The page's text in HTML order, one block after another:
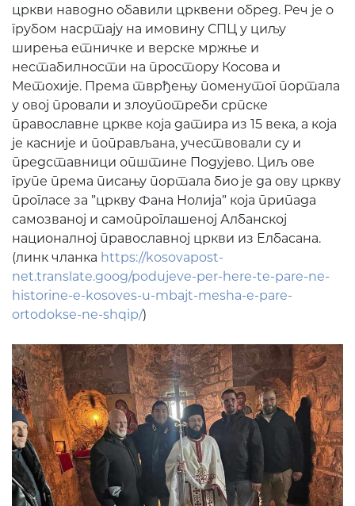
цркви наводно обавили црквени обред. Реч је о
грубом насртају на имовину СПЦ у циљу
ширења етничке и верске мржње и
нестабилности на простору Косова и
Метохије. Према тврђењу поменутог портала
у овој провали и злоупотреби српске
православне цркве која датира из 15 века, а која
је касније и поправљана, учествовали су и
представници општине Подујево. Циљ ове
групе према писању портала био је да ову цркву
прогласе за ”цркву Фана Нолија” која припада
самозваној и самопроглашеној Албанској
националној православној цркви из Елбасана.
(линк чланка https://kosovapost-
net.translate.goog/podujeve-per-here-te-pare-ne-
historine-e-kosoves-u-mbajt-mesha-e-pare-
ortodokse-ne-shqip/)